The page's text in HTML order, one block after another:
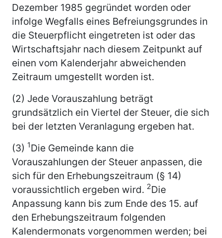
Dezember 1985 gegründet worden oder
infolge Wegfalls eines Befreiungsgrundes in
die Steuerpflicht eingetreten ist oder das
Wirtschaftsjahr nach diesem Zeitpunkt auf
einen vom Kalenderjahr abweichenden
Zeitraum umgestellt worden ist.
(2) Jede Vorauszahlung beträgt
grundsätzlich ein Viertel der Steuer, die sich
bei der letzten Veranlagung ergeben hat.
(3) 1Die Gemeinde kann die
Vorauszahlungen der Steuer anpassen, die
sich für den Erhebungszeitraum (§ 14)
voraussichtlich ergeben wird. 2Die
Anpassung kann bis zum Ende des 15. auf
den Erhebungszeitraum folgenden
Kalendermonats vorgenommen werden; bei